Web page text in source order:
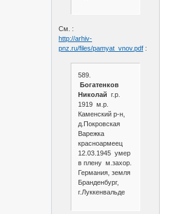
См. :
http://arhiv-
pnz.ru/files/pamyat_vnov.pdf :
589.
Богатенков
Николай г.р.
1919 м.р.
Каменский р-н,
д.Покровская
Варежка
красноармеец
12.03.1945 умер
в плену м.захор.
Германия, земля
Бранденбург,
г.Луккенвальде